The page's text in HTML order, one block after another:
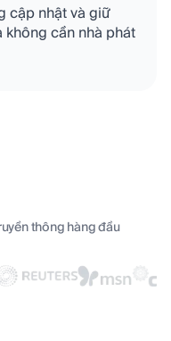
cập nhật và giữ
cần nhà phát
thông hàng đầu